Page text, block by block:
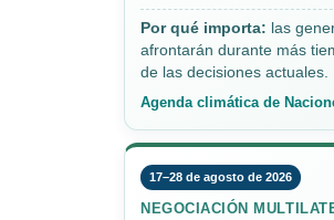
Por qué importa: las
afrontarán durante más
de las decisiones actuales.
Agenda climática de
17–28 de agosto de 2026
NEGOCIACIÓN